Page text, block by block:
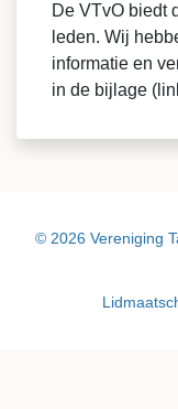
De VTvO biedt
leden. Wij
informatie en
in de bijlage
© 2026 Vereniging